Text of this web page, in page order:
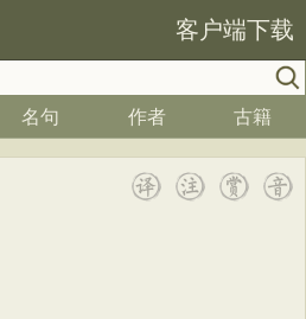
客户端下载
名句 作者 古籍